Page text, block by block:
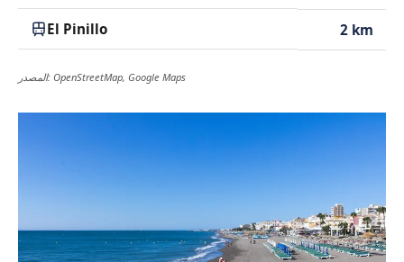
El Pinillo 2 km
المصدر: OpenStreetMap, Google Maps